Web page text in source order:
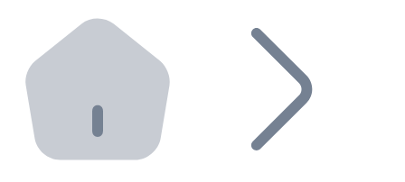
Bitnovo ATM
Integra un ATM Bitnovo en tu negocio y permite que
Bitnovo API
Integra nuestra API en tu ecosistema.